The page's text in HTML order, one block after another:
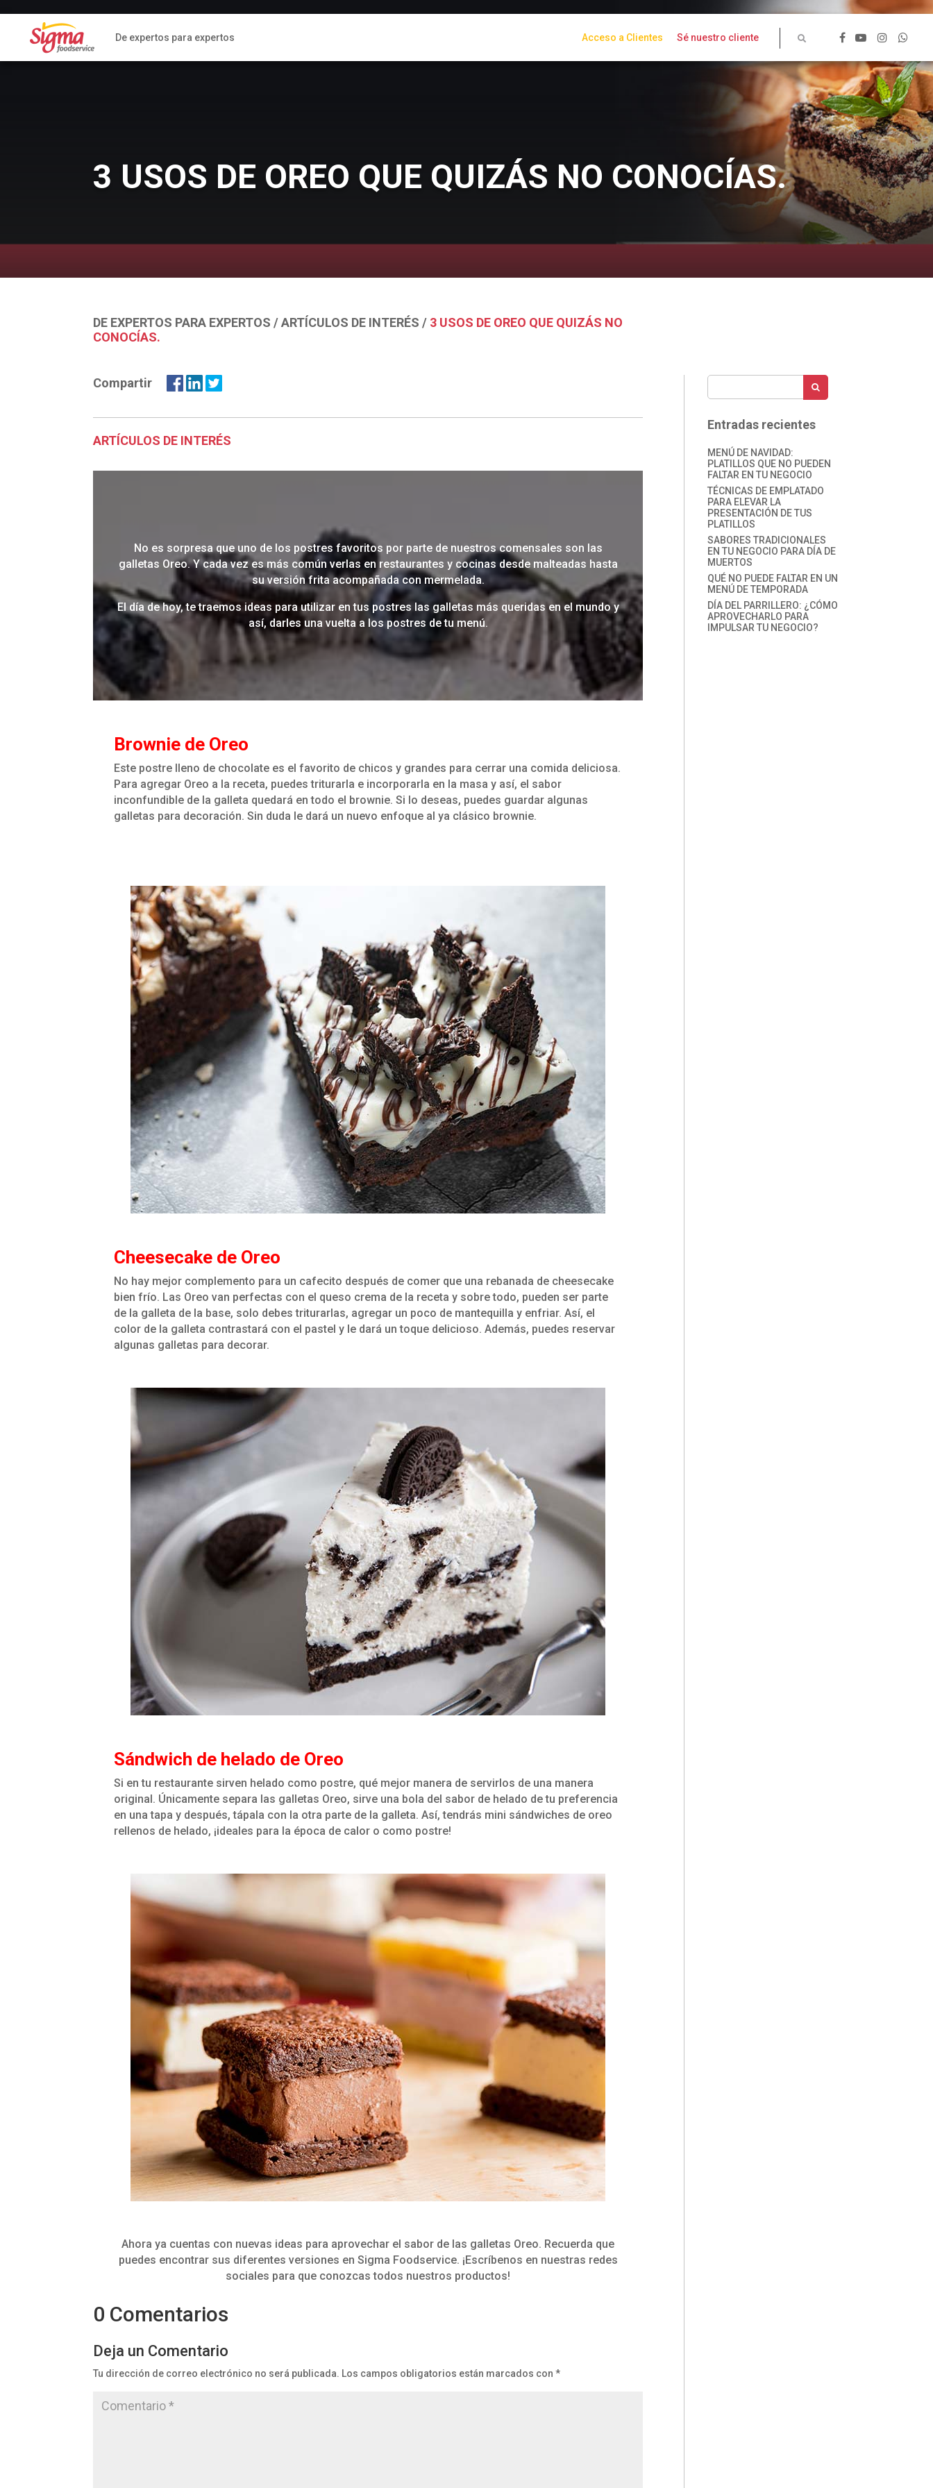
De expertos para expertos Acceso a Clientes Sé nuestro cliente
3 USOS DE OREO QUE QUIZÁS NO CONOCÍAS.
DE EXPERTOS PARA EXPERTOS /ARTÍCULOS DE INTERÉS / 3 USOS DE OREO QUE QUIZÁS NO
CONOCÍAS.
Compartir
ARTÍCULOS DE INTERÉS
No es sorpresa que uno de los postres favoritos por parte de nuestros comensales son las
galletas Oreo. Y cada vez es más común verlas en restaurantes y cocinas desde malteadas hasta
su versión frita acompañada con mermelada.
El día de hoy, te traemos ideas para utilizar en tus postres las galletas más queridas en el mundo y
así, darles una vuelta a los postres de tu menú.
Brownie de Oreo
Este postre lleno de chocolate es el favorito de chicos y grandes para cerrar una comida deliciosa.
Para agregar Oreo a la receta, puedes triturarla e incorporarla en la masa y así, el sabor
inconfundible de la galleta quedará en todo el brownie. Si lo deseas, puedes guardar algunas
galletas para decoración. Sin duda le dará un nuevo enfoque al ya clásico brownie.
Cheesecake de Oreo
No hay mejor complemento para un cafecito después de comer que una rebanada de cheesecake
bien frío. Las Oreo van perfectas con el queso crema de la receta y sobre todo, pueden ser parte
de la galleta de la base, solo debes triturarlas, agregar un poco de mantequilla y enfriar. Así, el
color de la galleta contrastará con el pastel y le dará un toque delicioso. Además, puedes reservar
algunas galletas para decorar.
Sándwich de helado de Oreo
Si en tu restaurante sirven helado como postre, qué mejor manera de servirlos de una manera
original. Únicamente separa las galletas Oreo, sirve una bola del sabor de helado de tu preferencia
en una tapa y después, tápala con la otra parte de la galleta. Así, tendrás mini sándwiches de oreo
rellenos de helado, ¡ideales para la época de calor o como postre!
Ahora ya cuentas con nuevas ideas para aprovechar el sabor de las galletas Oreo. Recuerda que
puedes encontrar sus diferentes versiones en Sigma Foodservice. ¡Escríbenos en nuestras redes
sociales para que conozcas todos nuestros productos!
0 Comentarios
Deja un Comentario
Tu dirección de correo electrónico no será publicada. Los campos obligatorios están marcados con*
Entradas recientes
MENÚ DE NAVIDAD:
PLATILLOS QUE NO PUEDEN
FALTAR EN TU NEGOCIO
TÉCNICAS DE EMPLATADO
PARA ELEVAR LA
PRESENTACIÓN DE TUS
PLATILLOS
SABORES TRADICIONALES
EN TU NEGOCIO PARA DÍA DE
MUERTOS
QUÉ NO PUEDE FALTAR EN UN
MENÚ DE TEMPORADA
DÍA DEL PARRILLERO: ¿CÓMO
APROVECHARLO PARA
IMPULSAR TU NEGOCIO?